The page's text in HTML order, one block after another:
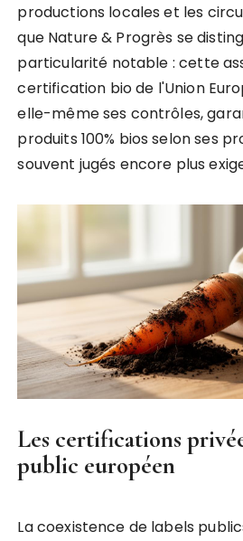
productions locales et les
que Nature & Progrès se
particularité notable : cette
certification bio de l'Union
elle-même ses contrôles,
produits 100% bios selon ses
souvent jugés encore plus
Les certifications
public européen
La coexistence de labels